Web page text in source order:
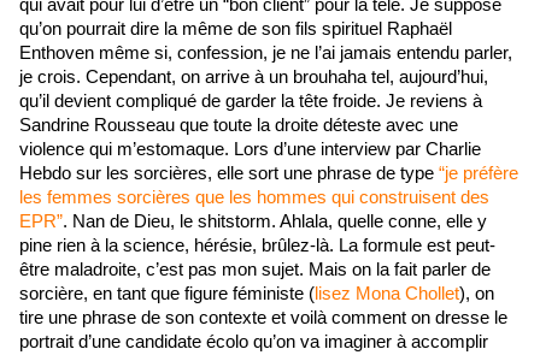
qui avait pour lui d’être un “bon client” pour la télé. Je suppose
qu’on pourrait dire la même de son fils spirituel Raphaël
Enthoven même si, confession, je ne l’ai jamais entendu parler,
je crois. Cependant, on arrive à un brouhaha tel, aujourd’hui,
qu’il devient compliqué de garder la tête froide. Je reviens à
Sandrine Rousseau que toute la droite déteste avec une
violence qui m’estomaque. Lors d’une interview par Charlie
Hebdo sur les sorcières, elle sort une phrase de type “je préfère
les femmes sorcières que les hommes qui construisent des
EPR”. Nan de Dieu, le shitstorm. Ahlala, quelle conne, elle y
pine rien à la science, hérésie, brûlez-là. La formule est peut-
être maladroite, c’est pas mon sujet. Mais on la fait parler de
sorcière, en tant que figure féministe ( lisez Mona Chollet), on
tire une phrase de son contexte et voilà comment on dresse le
portrait d’une candidate écolo qu’on va imaginer à accomplir